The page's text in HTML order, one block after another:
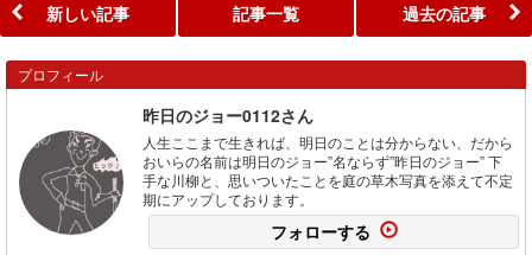
新しい記事 記事一覧 過去の記事
プロフィール
昨日のジョー0112さん
人生ここまで生きれば、明日のことは分からない、だから
おいらの名前は明日のジョー”名ならず”昨日のジョー” 下
手な川柳と、思いついたことを庭の草木写真を添えて不定
期にアップしております。
フォローする